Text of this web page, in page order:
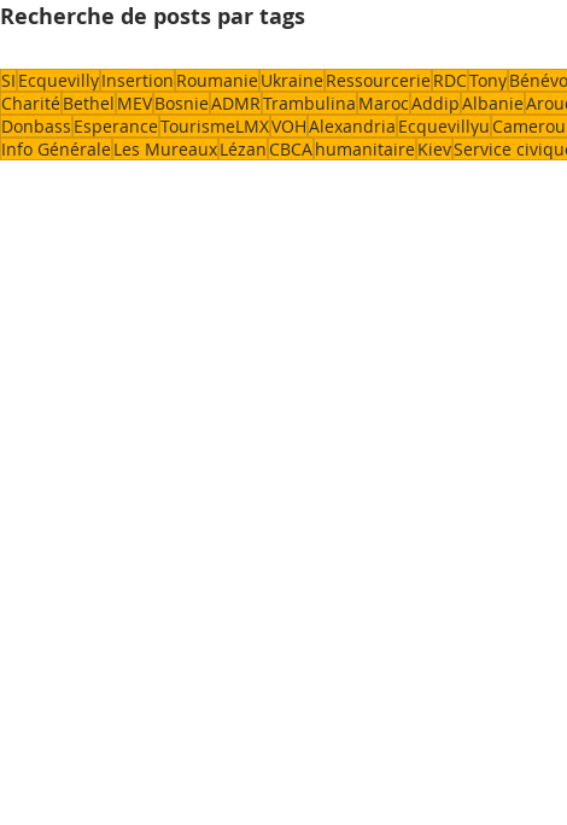
Recherche de posts par tags
SI EcquevillyInsertion RoumanieUkraineRessourcerieRDCTony
CharitéBethel MEVBosnieADMRTrambulina MarocAddipAlbanie
Donbass EsperanceTourismeLMXVOHAlexandria Ecquevillyu
Info GénéraleLes MureauxLézan CBCAhumanitaireKievService